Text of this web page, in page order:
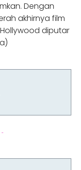
Dengan
akhirnya film
diputar
-